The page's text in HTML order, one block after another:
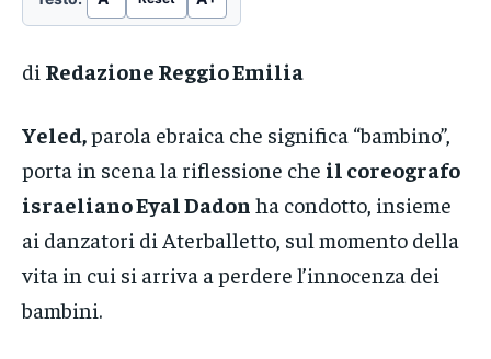
di Redazione Reggio Emilia
Yeled,parola ebraica che significa “bambino”,
porta in scena la riflessione che il coreografo
israeliano Eyal Dadon ha condotto, insieme
ai danzatori di Aterballetto, sul momento della
vita in cui si arriva a perdere l’innocenza dei
bambini.